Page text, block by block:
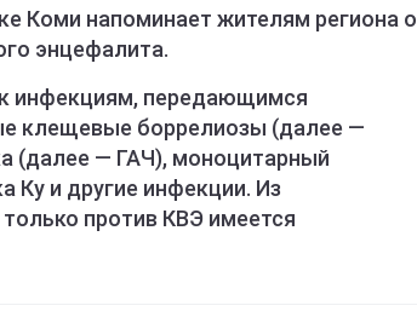
Коми напоминает жителям региона о
энцефалита.
инфекциям, передающимся
клещевые боррелиозы (далее —
(далее — ГАЧ), моноцитарный
Ку и другие инфекции. Из
против КВЭ имеется